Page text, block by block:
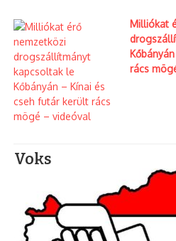
Milliókat
rács
Voks